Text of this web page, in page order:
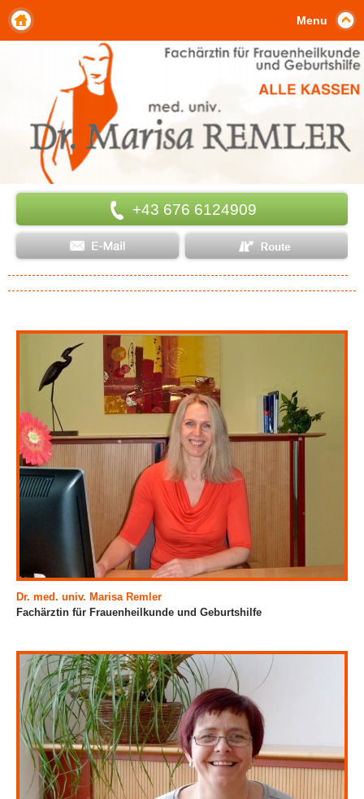
Menu
+43 676 6124909
Dr. med. univ. Marisa Remler
Fachärztin für Frauenheilkunde und Geburtshilfe